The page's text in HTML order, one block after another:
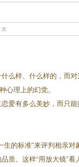
么样、什么样的，而
心理上的幻觉。
爱有多么美妙，而只
的标准”来评判相亲对
质。这样“用放大镜”看